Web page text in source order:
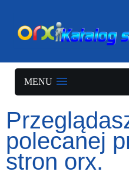
MENU
polecanej
stron orx.